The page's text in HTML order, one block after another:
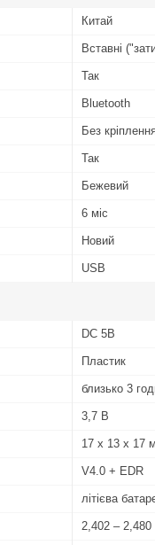
Китай
Вставні
Так
Bluetooth
Без
Так
Бежевий
6 міс
Новий
USB
DC 5В
Пластик
близько 3
3,7 В
17 х 13 х 17
V4.0 + EDR
літієва
2,402 – 2,480